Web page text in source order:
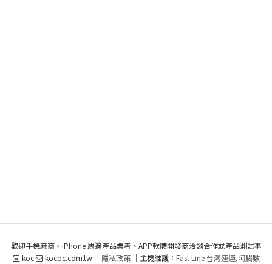
歡迎手機廠商、iPhone 周邊產品業者、APP軟體開發商洽談合作或產品測試事
宜 koc
kocpc.com.tw ｜ 隱私政策｜主機維護： Fast Line 台灣速連,阿腸數